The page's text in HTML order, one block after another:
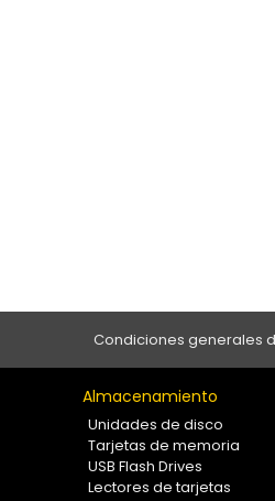
Condiciones generales
Almacenamiento
Unidades de disco
Tarjetas de memoria
USB Flash Drives
Lectores de tarjetas